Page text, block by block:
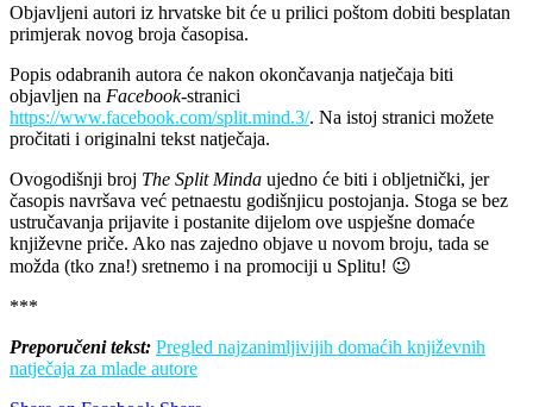
Objavljeni autori iz hrvatske bit će u prilici poštom dobiti besplatan
primjerak novog broja časopisa.
Popis odabranih autora će nakon okončavanja natječaja biti
objavljen na Facebook-stranici
https://www.facebook.com/split.mind.3/. Na istoj stranici možete
pročitati i originalni tekst natječaja.
Ovogodišnji broj The Split Minda ujedno će biti i obljetnički, jer
časopis navršava već petnaestu godišnjicu postojanja. Stoga se bez
ustručavanja prijavite i postanite dijelom ove uspješne domaće
književne priče. Ako nas zajedno objave u novom broju, tada se
možda (tko zna!) sretnemo i na promociji u Splitu! 😉
***
Preporučeni tekst: Pregled najzanimljivijih domaćih književnih
natječaja za mlade autore